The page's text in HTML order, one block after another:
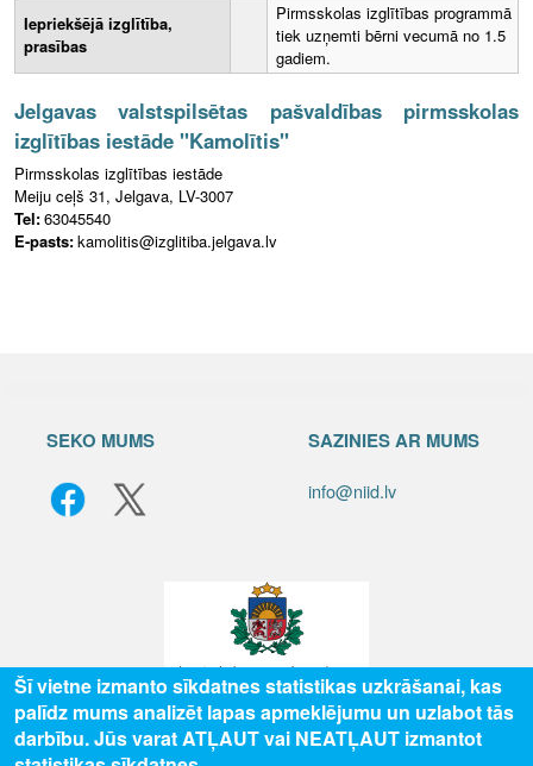
Iepriekšējā izglītība,
prasības
Pirmsskolas izglītības programmā
tiek uzņemti bērni vecumā no 1.5
gadiem.
Jelgavas valstspilsētas pašvaldības pirmsskolas
izglītības iestāde "Kamolītis"
Pirmsskolas izglītības iestāde
Meiju ceļš 31, Jelgava, LV-3007
Tel:63045540
E-pasts:kamolitis@izglitiba.jelgava.lv
SEKO MUMS SAZINIES AR MUMS
info@niid.lv
© 2025 Valsts izglītības attīstības aģentūra, publicētā satura visas tiesības
Šī vietne izmanto sīkdatnes statistikas uzkrāšanai, kas
palīdz mums analizēt lapas apmeklējumu un uzlabot tās
darbību. Jūs varat ATĻAUT vai NEATĻAUT izmantot